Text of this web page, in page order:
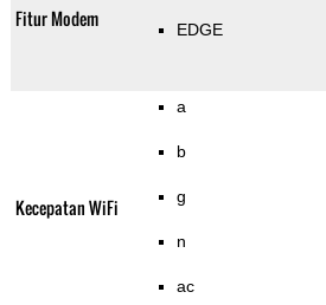
Fitur Modem EDGE
Kecepatan WiFi
a
b
g
n
ac